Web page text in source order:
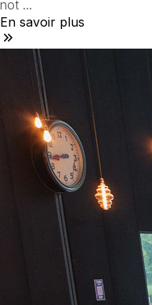
not ...
En savoir plus